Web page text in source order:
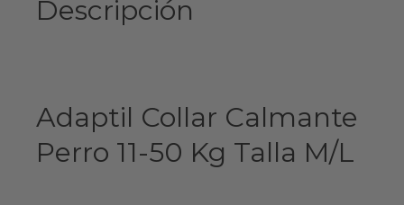
Descripción
Adaptil Collar Calmante
Perro 11-50 Kg Talla M/L